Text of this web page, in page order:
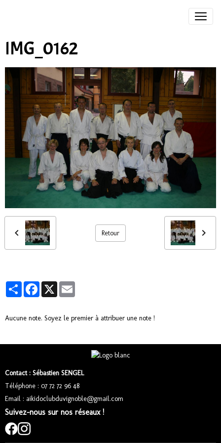
IMG_0162
Retour
PartagerFacebook
X
Aucune note. Soyez le premier à attribuer une note !
Contact : Sébastien SENGEL
Téléphone : 07 72 72 96 48
Email : aikidoclubduvignoble@gmail.com
Suivez-nous sur nos réseaux !